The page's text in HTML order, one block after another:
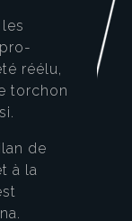
réélu,
torchon
de
à la